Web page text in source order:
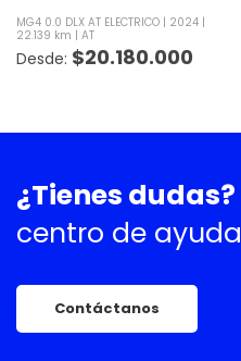
MG4 0.0 DLX AT ELECTRICO
2024
22.139 km
AT
$20.180.000
¿Tienes dudas?
centro de ayuda
Contáctanos